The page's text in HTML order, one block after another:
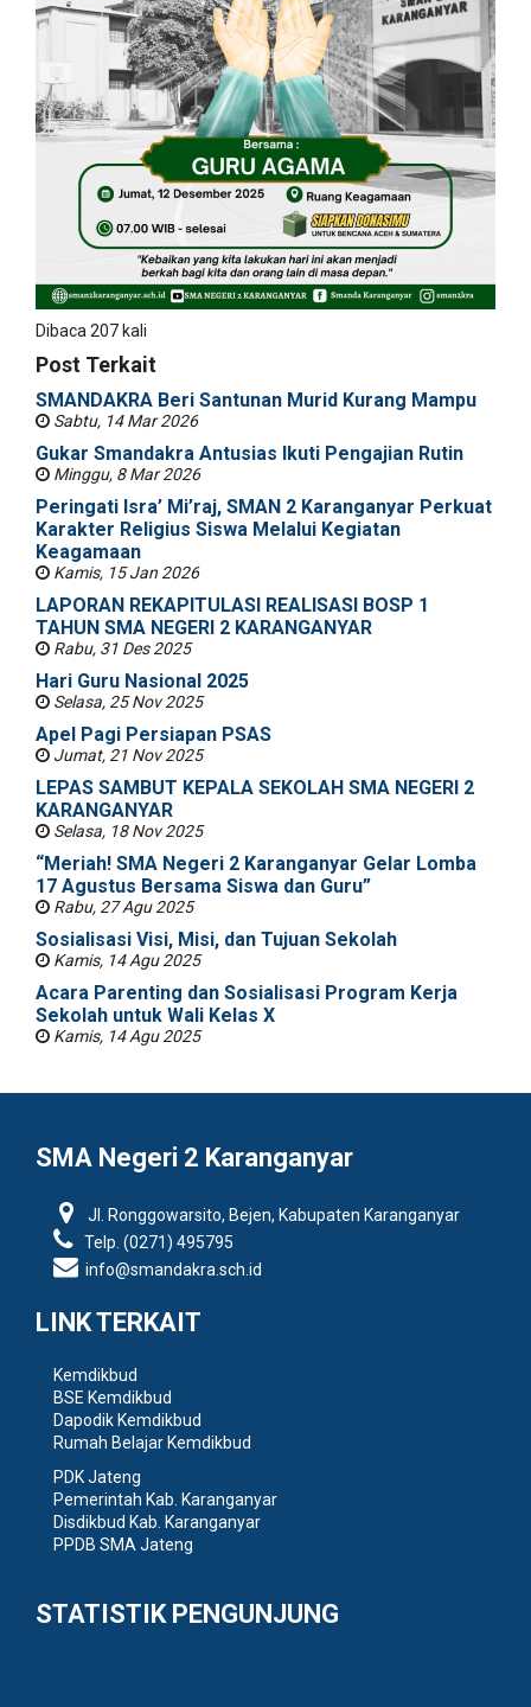
Dibaca 207 kali
Post Terkait
SMANDAKRA Beri Santunan Murid Kurang Mampu
Sabtu, 14 Mar 2026
Gukar Smandakra Antusias Ikuti Pengajian Rutin
Minggu, 8 Mar 2026
Peringati Isra’ Mi’raj, SMAN 2 Karanganyar Perkuat
Karakter Religius Siswa Melalui Kegiatan
Keagamaan
Kamis, 15 Jan 2026
LAPORAN REKAPITULASI REALISASI BOSP 1
TAHUN SMA NEGERI 2 KARANGANYAR
Rabu, 31 Des 2025
Hari Guru Nasional 2025
Selasa, 25 Nov 2025
Apel Pagi Persiapan PSAS
Jumat, 21 Nov 2025
LEPAS SAMBUT KEPALA SEKOLAH SMA NEGERI 2
KARANGANYAR
Selasa, 18 Nov 2025
“Meriah! SMA Negeri 2 Karanganyar Gelar Lomba
17 Agustus Bersama Siswa dan Guru”
Rabu, 27 Agu 2025
Sosialisasi Visi, Misi, dan Tujuan Sekolah
Kamis, 14 Agu 2025
Acara Parenting dan Sosialisasi Program Kerja
Sekolah untuk Wali Kelas X
Kamis, 14 Agu 2025
SMA Negeri 2 Karanganyar
Jl. Ronggowarsito, Bejen, Kabupaten Karanganyar
Telp. (0271) 495795
info@smandakra.sch.id
LINK TERKAIT
Kemdikbud
BSE Kemdikbud
Dapodik Kemdikbud
Rumah Belajar Kemdikbud
PDK Jateng
Pemerintah Kab. Karanganyar
Disdikbud Kab. Karanganyar
PPDB SMA Jateng
STATISTIK PENGUNJUNG